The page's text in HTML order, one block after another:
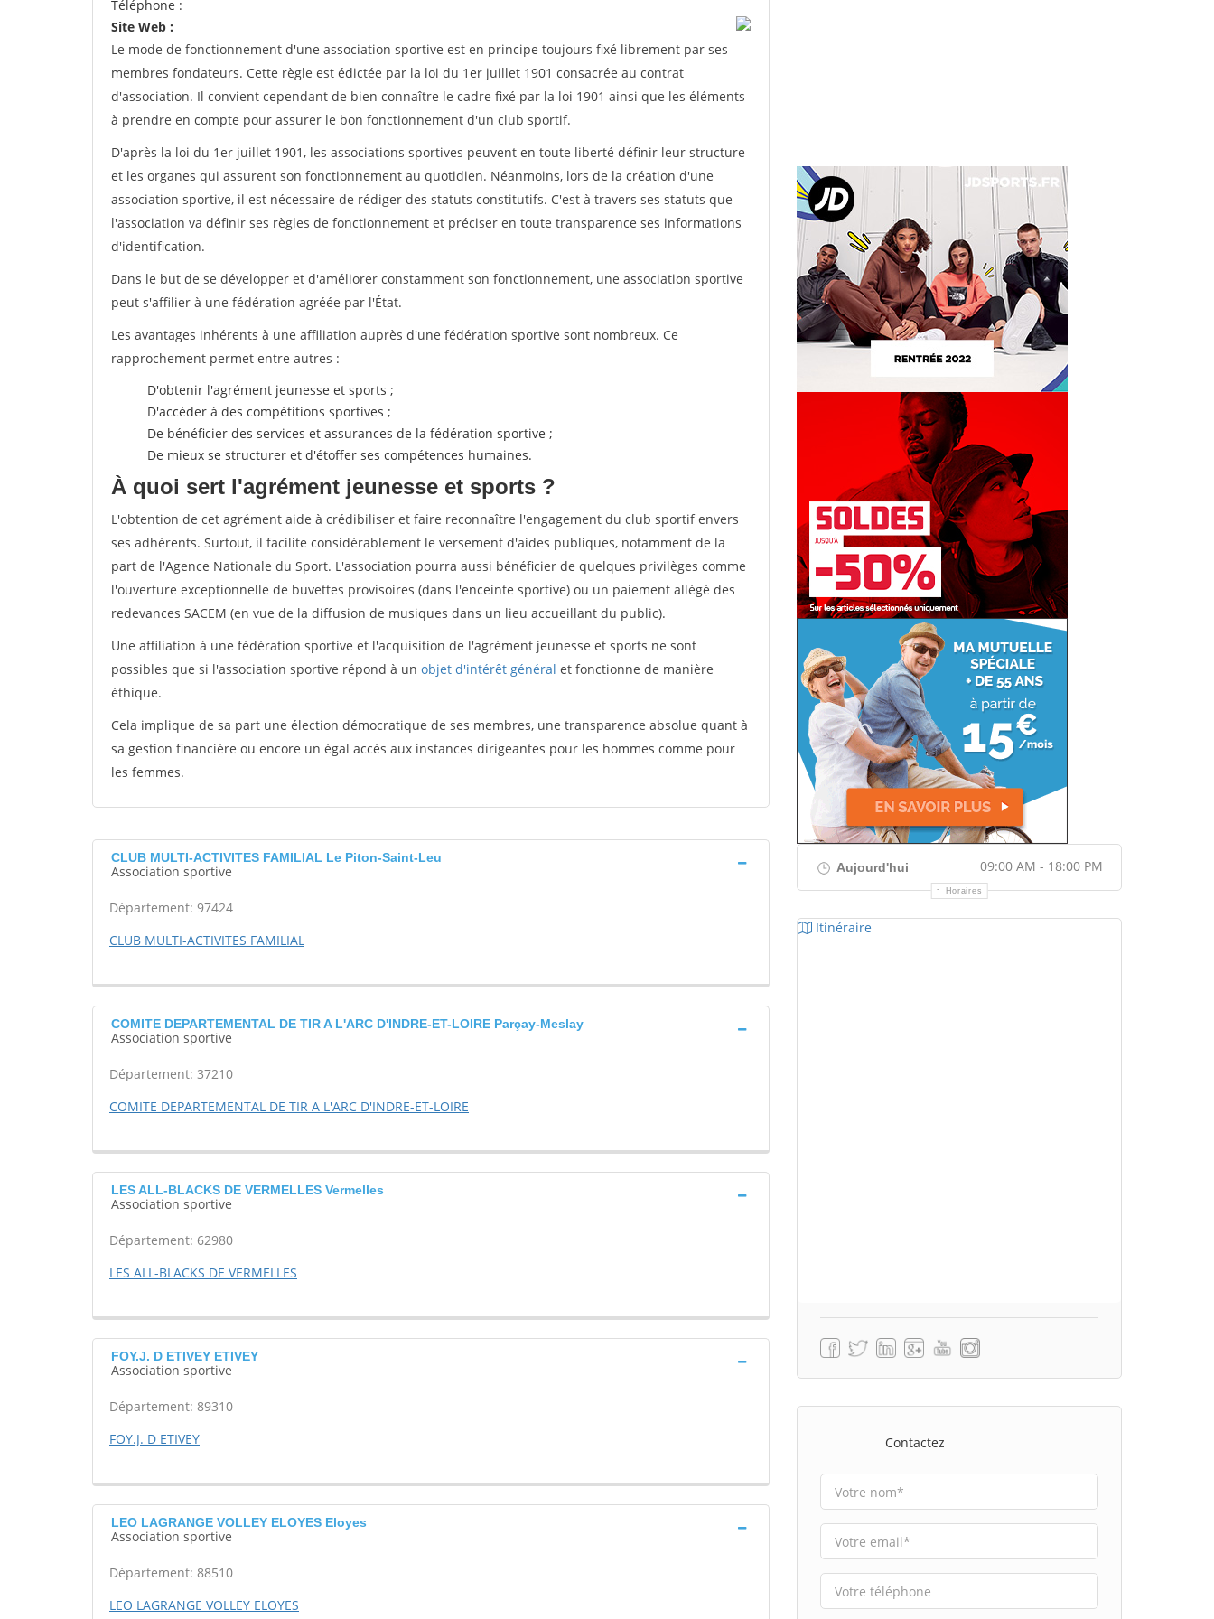
Téléphone :
Site Web :
Le mode de fonctionnement d'une association sportive est en principe toujours fixé librement par ses
membres fondateurs. Cette règle est édictée par la loi du 1er juillet 1901 consacrée au contrat
d'association. Il convient cependant de bien connaître le cadre fixé par la loi 1901 ainsi que les éléments
à prendre en compte pour assurer le bon fonctionnement d'un club sportif.
D'après la loi du 1er juillet 1901, les associations sportives peuvent en toute liberté définir leur structure
et les organes qui assurent son fonctionnement au quotidien. Néanmoins, lors de la création d'une
association sportive, il est nécessaire de rédiger des statuts constitutifs. C'est à travers ses statuts que
l'association va définir ses règles de fonctionnement et préciser en toute transparence ses informations
d'identification.
Dans le but de se développer et d'améliorer constamment son fonctionnement, une association sportive
peut s'affilier à une fédération agréée par l'État.
Les avantages inhérents à une affiliation auprès d'une fédération sportive sont nombreux. Ce
rapprochement permet entre autres :
D'obtenir l'agrément jeunesse et sports ;
D'accéder à des compétitions sportives ;
De bénéficier des services et assurances de la fédération sportive ;
De mieux se structurer et d'étoffer ses compétences humaines.
À quoi sert l'agrément jeunesse et sports ?
L'obtention de cet agrément aide à crédibiliser et faire reconnaître l'engagement du club sportif envers
ses adhérents. Surtout, il facilite considérablement le versement d'aides publiques, notamment de la
part de l'Agence Nationale du Sport. L'association pourra aussi bénéficier de quelques privilèges comme
l'ouverture exceptionnelle de buvettes provisoires (dans l'enceinte sportive) ou un paiement allégé des
redevances SACEM (en vue de la diffusion de musiques dans un lieu accueillant du public).
Une affiliation à une fédération sportive et l'acquisition de l'agrément jeunesse et sports ne sont
possibles que si l'association sportive répond à un objet d'intérêt général et fonctionne de manière
éthique.
Cela implique de sa part une élection démocratique de ses membres, une transparence absolue quant à
sa gestion financière ou encore un égal accès aux instances dirigeantes pour les hommes comme pour
les femmes.
CLUB MULTI-ACTIVITES FAMILIAL Le Piton-Saint-Leu
Association sportive
Département: 97424
CLUB MULTI-ACTIVITES FAMILIAL
COMITE DEPARTEMENTAL DE TIR A L'ARC D'INDRE-ET-LOIRE Parçay-Meslay
Association sportive
Département: 37210
COMITE DEPARTEMENTAL DE TIR A L'ARC D'INDRE-ET-LOIRE
LES ALL-BLACKS DE VERMELLES Vermelles
Association sportive
Département: 62980
LES ALL-BLACKS DE VERMELLES
FOY.J. D ETIVEY ETIVEY
Association sportive
Département: 89310
FOY.J. D ETIVEY
LEO LAGRANGE VOLLEY ELOYES Eloyes
Association sportive
Département: 88510
LEO LAGRANGE VOLLEY ELOYES
Aujourd'hui 09:00 AM - 18:00 PM
Horaires
Itinéraire
Contactez